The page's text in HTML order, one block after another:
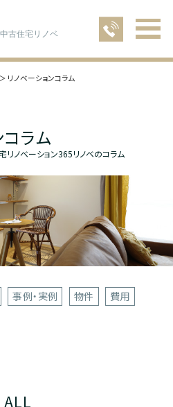
古住宅リノベ
リノベーションコラム
コラム
リノベーション365リノベのコラム
事例・実例 物件 費用
ALL